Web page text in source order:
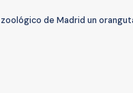
de Madrid un